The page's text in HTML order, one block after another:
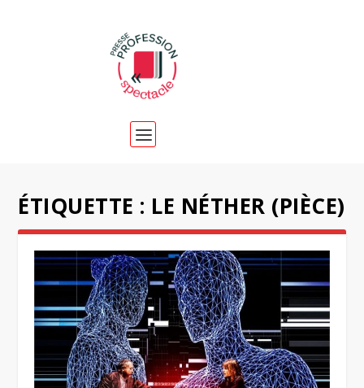
ÉTIQUETTE : LE NÉTHER (PIÈCE)